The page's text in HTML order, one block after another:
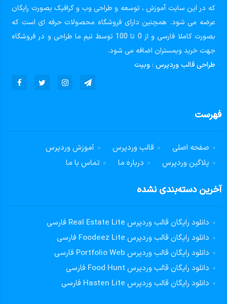
که در این سایت آموزش ، توسعه و طراحی وب و گرافیک بصورت رایگان
عرضه می شود. همچنین دارای فروشگاه محصولات حرفه ای است که
بصورت کاملا فارسی و از 0 تا 100 توسط تیم ما طراحی و در فروشگاه
جهت خرید وبمستران اضافه می شود.
طراحی قالب وردپرس :وبیت
فهرست
صفحه اصلی قالب وردپرس
آموزش وردپرس
پلاگین وردپرس
درباره ما تماس با ما
آخرین دسته‌بندی نشده
دانلود رایگان قالب وردپرس Real Estate Lite فارسی
دانلود رایگان قالب وردپرس Foodeez Lite فارسی
دانلود رایگان قالب وردپرس Portfolio Web فارسی
دانلود رایگان قالب وردپرس Food Hunt فارسی
دانلود رایگان قالب وردپرس Hasten Lite فارسی